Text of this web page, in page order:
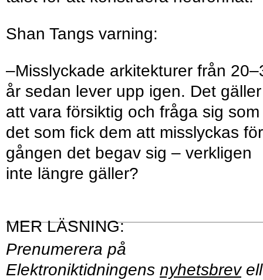
Shan Tangs varning:
–Misslyckade arkitekturer från
år sedan lever upp igen. Det gäller
att vara försiktig och fråga sig som
det som fick dem att misslyckas
gången det begav sig – verkligen
inte längre gäller?
Prenumerera på
Elektroniktidningens nyhetsbrev